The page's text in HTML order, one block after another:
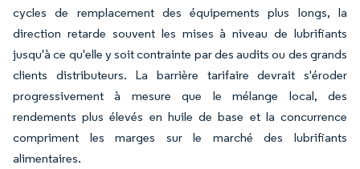
cycles de remplacement des équipements plus longs, la
direction retarde souvent les mises à niveau de lubrifiants
jusqu'à ce qu'elle y soit contrainte par des audits ou des grands
clients distributeurs. La barrière tarifaire devrait s'éroder
progressivement à mesure que le mélange local, des
rendements plus élevés en huile de base et la concurrence
compriment les marges sur le marché des lubrifiants
alimentaires.